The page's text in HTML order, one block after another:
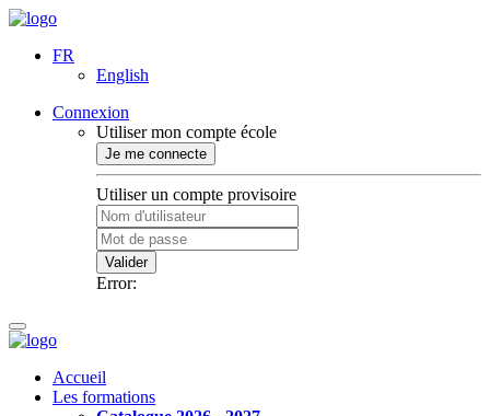
FR
English
Connexion
Utiliser mon compte école
Je me connecte
Utiliser un compte provisoire
Valider
Error:
Accueil
Les formations